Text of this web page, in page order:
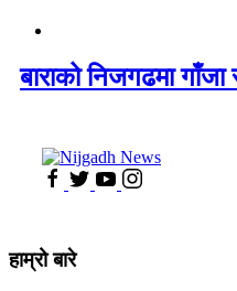
बाराको निजगढमा
हाम्रो बारे